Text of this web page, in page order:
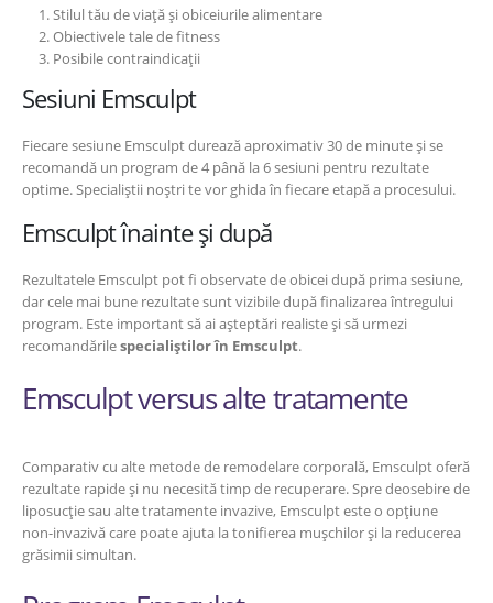
Stilul tău de viață și obiceiurile alimentare
Obiectivele tale de fitness
Posibile contraindicații
Sesiuni Emsculpt
Fiecare sesiune Emsculpt durează aproximativ 30 de minute și se
recomandă un program de 4 până la 6 sesiuni pentru rezultate
optime. Specialiștii noștri te vor ghida în fiecare etapă a procesului.
Emsculpt înainte și după
Rezultatele Emsculpt pot fi observate de obicei după prima sesiune,
dar cele mai bune rezultate sunt vizibile după finalizarea întregului
program. Este important să ai așteptări realiste și să urmezi
recomandărilespecialiștilor în Emsculpt.
Emsculpt versus alte tratamente
Comparativ cu alte metode de remodelare corporală, Emsculpt oferă
rezultate rapide și nu necesită timp de recuperare. Spre deosebire de
liposucție sau alte tratamente invazive, Emsculpt este o opțiune
non-invazivă care poate ajuta la tonifierea mușchilor și la reducerea
grăsimii simultan.